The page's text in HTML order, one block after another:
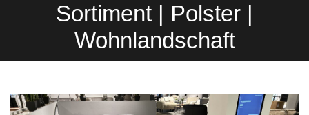
Sortiment | Polster |
Wohnlandschaft